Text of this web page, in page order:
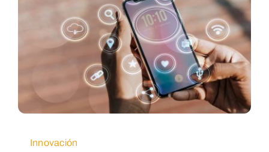
Innovación